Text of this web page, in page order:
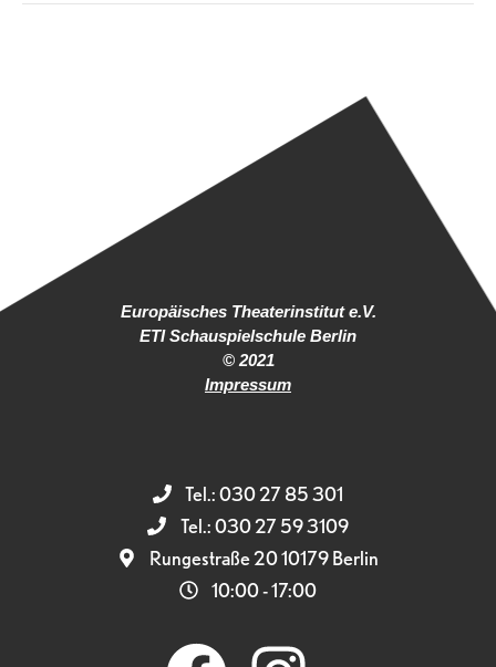
Europäisches Theaterinstitut e.V.
ETI Schauspielschule Berlin
© 2021
Impressum
Tel.: 030 27 85 301
Tel.: 030 27 59 3109
Rungestraße 20 10179 Berlin
10:00 - 17:00